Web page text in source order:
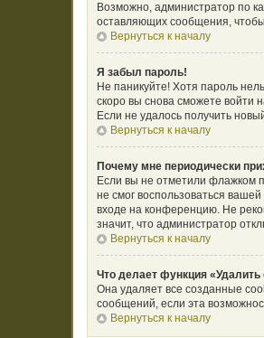
Возможно, администратор по
оставляющих сообщения, чтобы
Вернуться к началу
Я забыл пароль!
Не паникуйте! Хотя пароль
скоро вы снова сможете войти
Если не удалось получить
Вернуться к началу
Почему мне периодически
Если вы не отметили флажком
не смог воспользоваться
входе на конференцию. Не
значит, что администратор
Вернуться к началу
Что делает функция
Она удаляет все созданные
сообщений, если эта
Вернуться к началу